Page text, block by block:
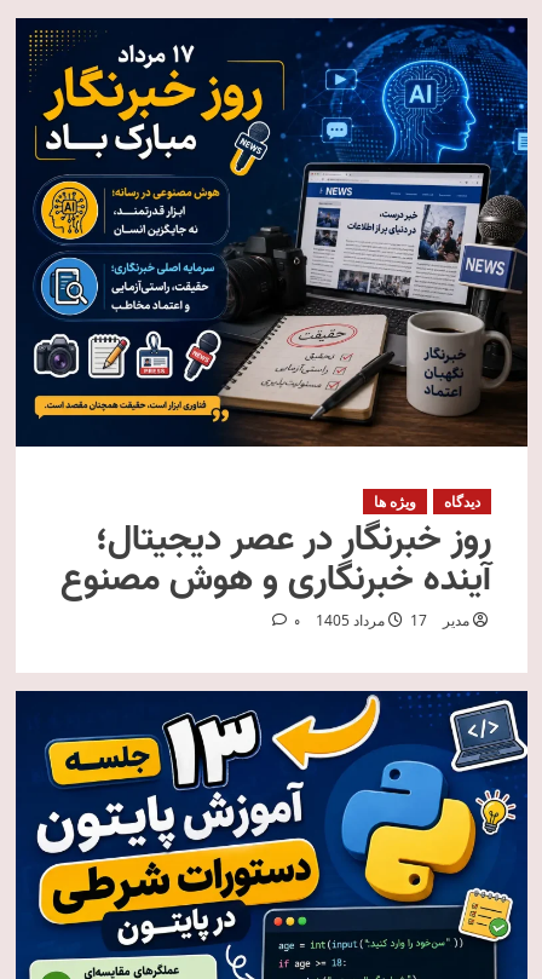
دیدگاه ویژه ها
روز خبرنگار در عصر دیجیتال؛
آینده خبرنگاری و هوش مصنوع
مدیر 17 مرداد 1405 0